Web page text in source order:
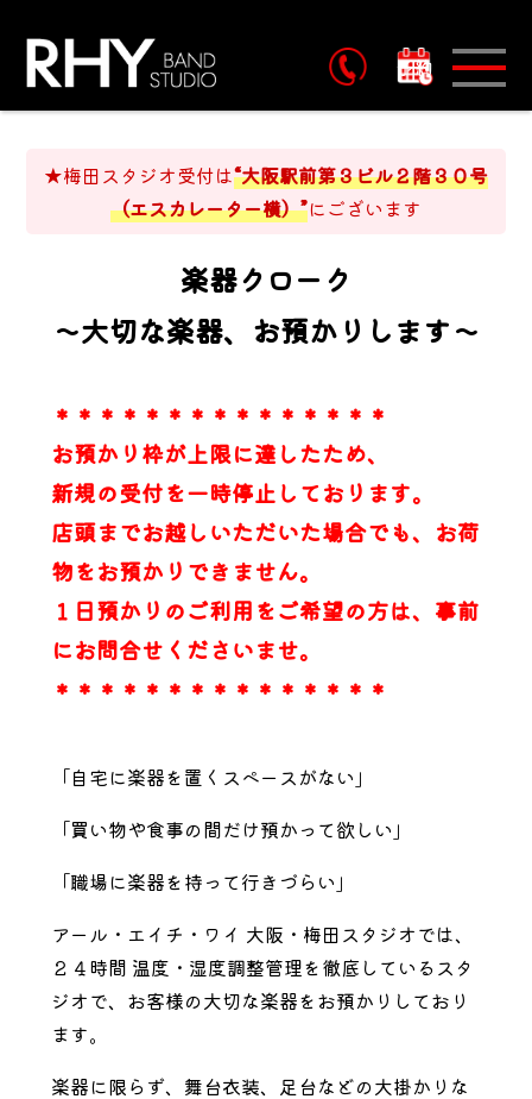
予約
★梅田スタジオ受付は“大阪駅前第３ビル２階３０号
（エスカレーター横）”にございます
楽器クローク
〜大切な楽器、お預かりします〜
＊＊＊＊＊＊＊＊＊＊＊＊＊＊＊
お預かり枠が上限に達したため、
新規の受付を一時停止しております。
店頭までお越しいただいた場合でも、お荷
物をお預かりできません。
１日預かりのご利用をご希望の方は、事前
にお問合せくださいませ。
＊＊＊＊＊＊＊＊＊＊＊＊＊＊＊
「自宅に楽器を置くスペースがない」
「買い物や食事の間だけ預かって欲しい」
「職場に楽器を持って行きづらい」
アール・エイチ・ワイ 大阪・梅田スタジオでは、
２４時間 温度・湿度調整管理を徹底しているスタ
ジオで、お客様の大切な楽器をお預かりしており
ます。
楽器に限らず、舞台衣装、足台などの大掛かりな